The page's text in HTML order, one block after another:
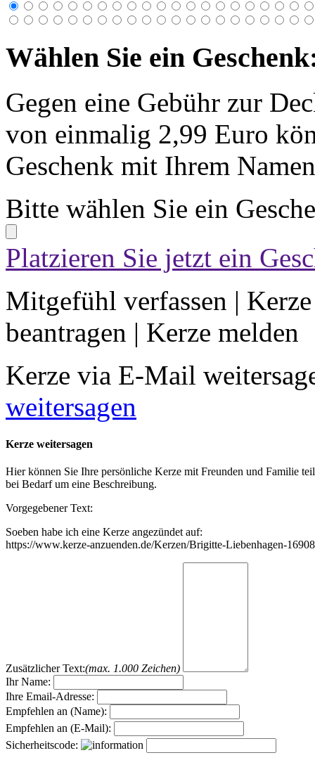
Wählen Sie ein
Gegen eine Gebühr zur
von einmalig 2,99 Euro
Geschenk mit Ihrem
Bitte wählen Sie ein
Platzieren Sie jetzt ein
Mitgefühl verfassen |
beantragen | Kerze melden
Kerze via E-Mail
weitersagen
Kerze weitersagen
Hier können Sie Ihre persönliche Kerze mit Freunden und Familie
bei Bedarf um eine Beschreibung.
Vorgegebener Text:
Soeben habe ich eine Kerze angezündet auf:
https://www.kerze-anzuenden.de/Kerzen/Brigitte-Liebenhagen-
Zusätzlicher Text:(max. 1.000 Zeichen)
Ihr Name:
Ihre Email-Adresse:
Empfehlen an (Name):
Empfehlen an (E-Mail):
Sicherheitscode: